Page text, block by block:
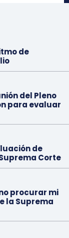
de
del Pleno
para evaluar
de
Corte
procurar mi
la Suprema